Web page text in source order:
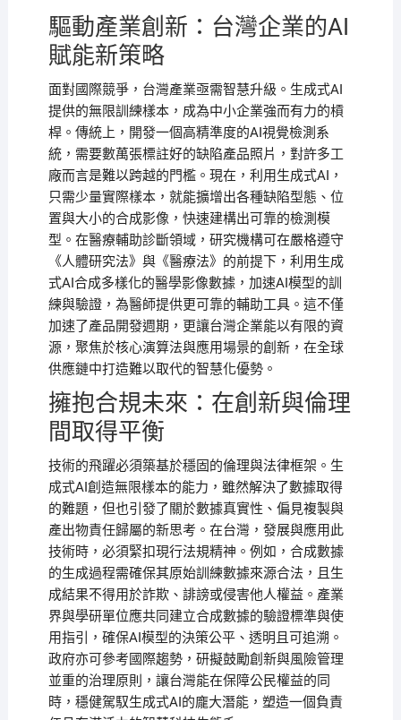
驅動產業創新：台灣企業的AI
賦能新策略
面對國際競爭，台灣產業亟需智慧升級。生成式AI
提供的無限訓練樣本，成為中小企業強而有力的槓
桿。傳統上，開發一個高精準度的AI視覺檢測系
統，需要數萬張標註好的缺陷產品照片，對許多工
廠而言是難以跨越的門檻。現在，利用生成式AI，
只需少量實際樣本，就能擴增出各種缺陷型態、位
置與大小的合成影像，快速建構出可靠的檢測模
型。在醫療輔助診斷領域，研究機構可在嚴格遵守
《人體研究法》與《醫療法》的前提下，利用生成
式AI合成多樣化的醫學影像數據，加速AI模型的訓
練與驗證，為醫師提供更可靠的輔助工具。這不僅
加速了產品開發週期，更讓台灣企業能以有限的資
源，聚焦於核心演算法與應用場景的創新，在全球
供應鏈中打造難以取代的智慧化優勢。
擁抱合規未來：在創新與倫理
間取得平衡
技術的飛躍必須築基於穩固的倫理與法律框架。生
成式AI創造無限樣本的能力，雖然解決了數據取得
的難題，但也引發了關於數據真實性、偏見複製與
產出物責任歸屬的新思考。在台灣，發展與應用此
技術時，必須緊扣現行法規精神。例如，合成數據
的生成過程需確保其原始訓練數據來源合法，且生
成結果不得用於詐欺、誹謗或侵害他人權益。產業
界與學研單位應共同建立合成數據的驗證標準與使
用指引，確保AI模型的決策公平、透明且可追溯。
政府亦可參考國際趨勢，研擬鼓勵創新與風險管理
並重的治理原則，讓台灣能在保障公民權益的同
時，穩健駕馭生成式AI的龐大潛能，塑造一個負責